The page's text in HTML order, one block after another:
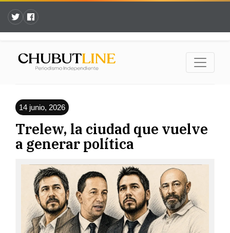
14 junio, 2026
Trelew, la ciudad que vuelve
a generar política